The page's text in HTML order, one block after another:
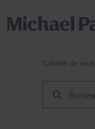
Fil
d'Ariane
Cabinet de